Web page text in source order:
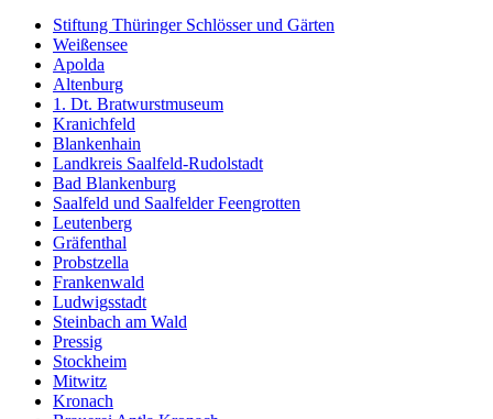
Stiftung Thüringer Schlösser und Gärten
Weißensee
Apolda
Altenburg
1. Dt. Bratwurstmuseum
Kranichfeld
Blankenhain
Landkreis Saalfeld-Rudolstadt
Bad Blankenburg
Saalfeld und Saalfelder Feengrotten
Leutenberg
Gräfenthal
Probstzella
Frankenwald
Ludwigsstadt
Steinbach am Wald
Pressig
Stockheim
Mitwitz
Kronach